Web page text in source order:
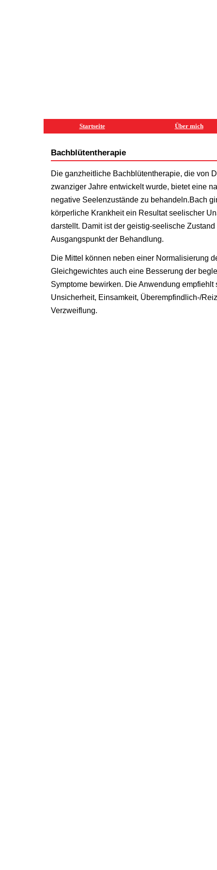
Startseite Über mich
Bachblütentherapie
Die ganzheitliche Bachblütentherapie, die von
zwanziger Jahre entwickelt wurde, bietet eine
negative Seelenzustände zu behandeln.Bach
körperliche Krankheit ein Resultat seelischer
darstellt. Damit ist der geistig-seelische
Ausgangspunkt der Behandlung.
Die Mittel können neben einer Normalisierung
Gleichgewichtes auch eine Besserung der
Symptome bewirken. Die Anwendung empfiehlt
Unsicherheit, Einsamkeit, Überempfindlich-/
Verzweiflung.